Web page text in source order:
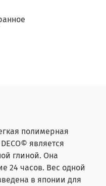
полимерная
является
глиной. Она
24 часов. Вес одной
в японии для